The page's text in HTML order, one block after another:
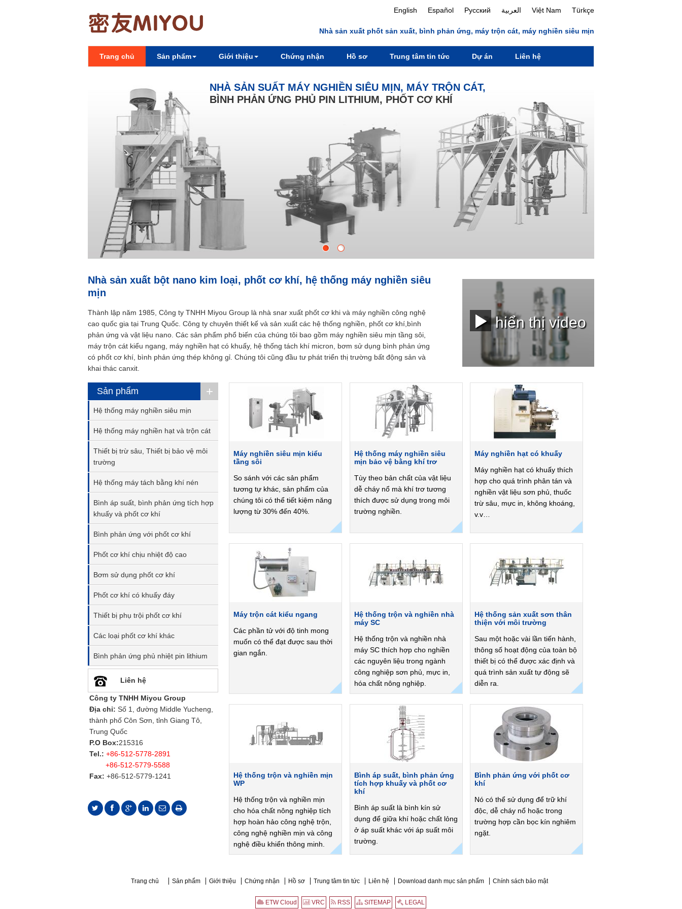
English Español Русский العربية Việt Nam Türkçe
Nhà sản xuất phốt sản xuất, bình phản ứng, máy trộn cát, máy nghiền siêu mịn
Trang chủ Sản phẩm Giới thiệu Chứng nhận Hồ sơ Trung tâm tin tức Dự án Liên hệ
1 2
NHÀ SẢN SUẤT MÁY NGHIỀN SIÊU MỊN, MÁY TRỘN CÁT,
BÌNH PHẢN ỨNG PHỦ PIN LITHIUM, PHỐT CƠ KHÍ
hiển thị video
Nhà sản xuất bột nano kim loại, phốt cơ khí, hệ thống máy nghiền siêu
mịn
Thành lập năm 1985, Công ty TNHH Miyou Group là nhà snar xuất phốt cơ khi và máy nghiền công nghệ
cao quốc gia tại Trung Quốc. Công ty chuyên thiết kế và sản xuất các hệ thống nghiền, phốt cơ khí,bình
phản ứng và vật liệu nano. Các sản phẩm phổ biến của chúng tôi bao gồm máy nghiền siêu mịn tầng sôi,
máy trộn cát kiểu ngang, máy nghiền hạt có khuấy, hệ thống tách khí micron, bơm sử dụng bình phản ứng
có phốt cơ khí, bình phản ứng thép không gỉ. Chúng tôi cũng đầu tư phát triển thị trường bất động sản và
khai thác canxit.
Sản phẩm +
Hệ thống máy nghiền siêu mịn
Hệ thống máy nghiền hạt và trộn cát
Thiết bị trừ sâu, Thiết bị bảo vệ môi
trường
Hệ thống máy tách bằng khí nén
Bình áp suất, bình phản ứng tích hợp
khuấy và phốt cơ khí
Bình phản ứng với phốt cơ khí
Phốt cơ khí chịu nhiệt độ cao
Bơm sử dụng phốt cơ khí
Phốt cơ khí có khuấy đáy
Thiết bị phụ trội phốt cơ khí
Các loại phốt cơ khí khác
Bình phản ứng phủ nhiệt pin lithium
Liên hệ
Công ty TNHH Miyou Group
Địa chỉ: Số 1, đường Middle Yucheng,
thành phố Côn Sơn, tỉnh Giang Tô,
Trung Quốc
P.O Box:215316
Tel.: +86-512-5778-2891
+86-512-5779-5588
Fax: +86-512-5779-1241
Máy nghiền siêu mịn kiểu
tầng sôi
So sánh với các sản phẩm
tương tự khác, sản phẩm của
chúng tôi có thể tiết kiệm năng
lượng từ 30% đến 40%.
Hệ thống máy nghiền siêu
mịn bảo vệ bằng khí trơ
Tùy theo bản chất của vật liệu
dễ cháy nổ mà khí trơ tương
thích được sử dụng trong môi
trường nghiền.
Máy nghiền hạt có khuấy
Máy nghiền hạt có khuấy thích
hợp cho quá trình phân tán và
nghiền vật liệu sơn phủ, thuốc
trừ sâu, mực in, không khoáng,
v.v…
Máy trộn cát kiểu ngang
Các phần tử với độ tinh mong
muốn có thể đạt được sau thời
gian ngắn.
Hệ thống trộn và nghiền nhà
máy SC
Hệ thống trộn và nghiền nhà
máy SC thích hợp cho nghiền
các nguyên liệu trong ngành
công nghiệp sơn phủ, mực in,
hóa chất nông nghiệp.
Hệ thống sản xuất sơn thân
thiện với môi trường
Sau một hoặc vài lần tiến hành,
thông số hoạt động của toàn bộ
thiết bị có thể được xác định và
quá trình sản xuất tự động sẽ
diễn ra.
Hệ thống trộn và nghiền mịn
WP
Hệ thống trộn và nghiền mịn
cho hóa chất nông nghiệp tích
hợp hoàn hảo công nghệ trộn,
công nghệ nghiền mịn và công
nghệ điều khiển thông minh.
Bình áp suất, bình phản ứng
tích hợp khuấy và phốt cơ
khí
Bình áp suất là bình kín sử
dụng để giữa khí hoặc chất lỏng
ở áp suất khác với áp suất môi
trường.
Bình phản ứng với phốt cơ
khí
Nó có thể sử dụng để trữ khí
độc, dễ cháy nổ hoặc trong
trường hợp cần bọc kín nghiêm
ngặt.
Trang chủ Sản phẩm Giới thiệu Chứng nhận Hồ sơ Trung tâm tin tức Liên hệ Download danh mục sản phẩm Chính sách bảo mật
ETW Cloud VRC RSS SITEMAP LEGAL